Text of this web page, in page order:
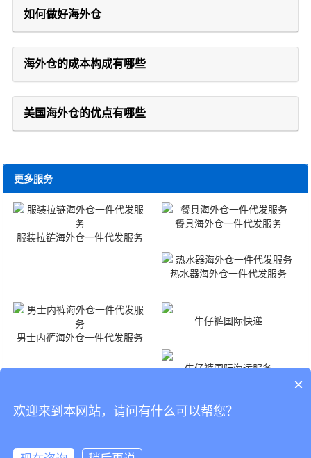
如何做好海外仓
海外仓的成本构成有哪些
美国海外仓的优点有哪些
更多服务
服装拉链海外仓一件代发服务
餐具海外仓一件代发服务
热水器海外仓一件代发服务
男士内裤海外仓一件代发服务
牛仔裤国际快递
牛仔裤国际海运服务
牛仔裤国际空运服务 牛仔裤FBA头程
×
欢迎来到本网站，请问有什么可以帮您？